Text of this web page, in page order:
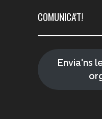
COMUNICA'T!
Envia'ns